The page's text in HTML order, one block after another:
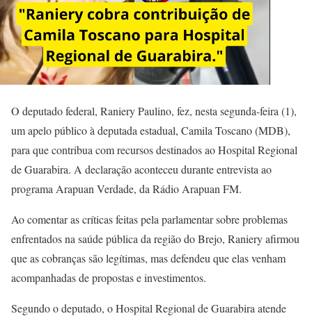
O deputado federal, Raniery Paulino, fez, nesta segunda-feira (1),
um apelo público à deputada estadual, Camila Toscano (MDB),
para que contribua com recursos destinados ao Hospital Regional
de Guarabira. A declaração aconteceu durante entrevista ao
programa Arapuan Verdade, da Rádio Arapuan FM.
Ao comentar as críticas feitas pela parlamentar sobre problemas
enfrentados na saúde pública da região do Brejo, Raniery afirmou
que as cobranças são legítimas, mas defendeu que elas venham
acompanhadas de propostas e investimentos.
Segundo o deputado, o Hospital Regional de Guarabira atende